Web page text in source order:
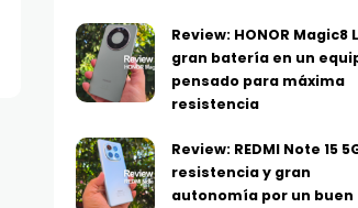
resistente al agua y golpes
AGOSTO 7, 2026
Review: HONOR Magic8
gran batería en un
pensado para máxima
resistencia
Review: REDMI Note 15
resistencia y gran
autonomía por un buen